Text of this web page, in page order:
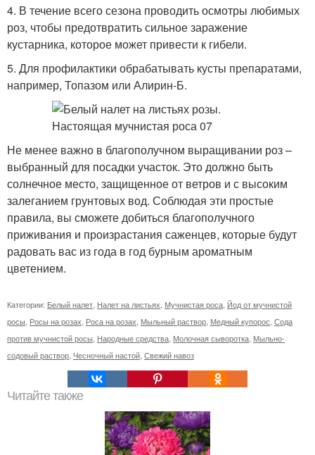
4. В течение всего сезона проводить осмотры любимых
роз, чтобы предотвратить сильное заражение
кустарника, которое может привести к гибели.
5. Для профилактики обрабатывать кусты препаратами,
например, Топазом или Алирин-Б.
Не менее важно в благополучном выращивании роз –
выбранный для посадки участок. Это должно быть
солнечное место, защищенное от ветров и с высоким
залеганием грунтовых вод. Соблюдая эти простые
правила, вы сможете добиться благополучного
приживания и произрастания саженцев, которые будут
радовать вас из года в год бурным ароматным
цветением.
Категории: Белый налет Налет на листьях Мучнистая роса Йод от мучнистой
росы Росы на розах Роса на розах Мыльный раствор Медный купорос Сода
против мучнистой росы Народные средства Молочная сыворотка Мыльно-
содовый раствор Чесночный настой Свежий навоз
Читайте также